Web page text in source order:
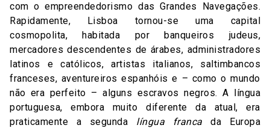
com o empreendedorismo das Grandes Navegações.
Rapidamente, Lisboa tornou-se uma capital
cosmopolita, habitada por banqueiros judeus,
mercadores descendentes de árabes, administradores
latinos e católicos, artistas italianos, saltimbancos
franceses, aventureiros espanhóis e – como o mundo
não era perfeito – alguns escravos negros. A língua
portuguesa, embora muito diferente da atual, era
praticamente a segunda língua franca da Europa